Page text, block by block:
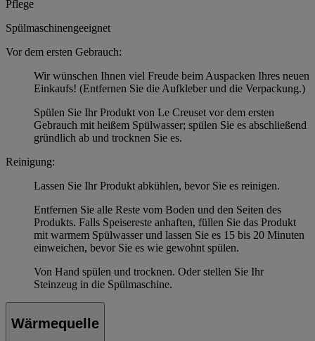
Pflege
Spülmaschinengeeignet
Vor dem ersten Gebrauch:
Wir wünschen Ihnen viel Freude beim Auspacken Ihres neuen
Einkaufs! (Entfernen Sie die Aufkleber und die Verpackung.)
Spülen Sie Ihr Produkt von Le Creuset vor dem ersten
Gebrauch mit heißem Spülwasser; spülen Sie es abschließend
gründlich ab und trocknen Sie es.
Reinigung:
Lassen Sie Ihr Produkt abkühlen, bevor Sie es reinigen.
Entfernen Sie alle Reste vom Boden und den Seiten des
Produkts. Falls Speisereste anhaften, füllen Sie das Produkt
mit warmem Spülwasser und lassen Sie es 15 bis 20 Minuten
einweichen, bevor Sie es wie gewohnt spülen.
Von Hand spülen und trocknen. Oder stellen Sie Ihr
Steinzeug in die Spülmaschine.
Wärmequelle